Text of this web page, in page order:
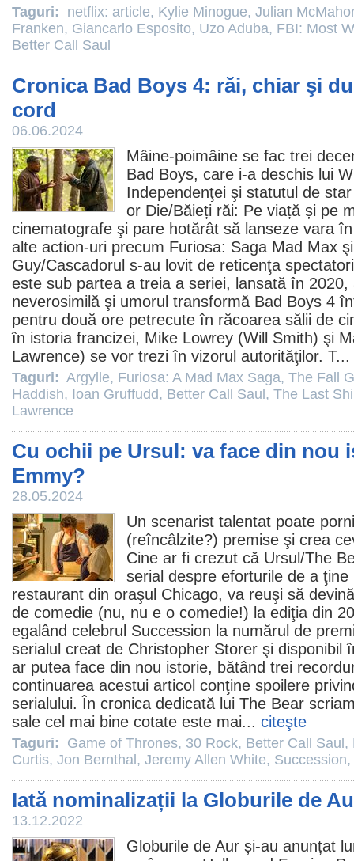
Taguri: netflix: article, Kylie Minogue, Julian
Franken, Giancarlo Esposito, Uzo Aduba, FBI: Most
Better Call Saul
Cronica Bad Boys 4: răi, chiar şi
cord
06.06.2024
Mâine-poimâine se fac trei
Bad Boys, care i-a deschis lui
Independenţei şi statutul de
or Die/Băieți răi: Pe viață și pe
cinematografe şi pare hotărât să lanseze vara
alte action-uri precum Furiosa: Saga Mad Max
Guy/Cascadorul s-au lovit de reticenţa
este sub partea a treia a seriei, lansată în 2020,
neverosimilă şi umorul transformă Bad Boys 4
pentru două ore petrecute în răcoarea sălii de
în istoria francizei, Mike Lowrey (Will Smith) şi
Lawrence) se vor trezi în vizorul autorităţilor. T...
Taguri: Argylle, Furiosa: A Mad Max Saga, The Fall
Haddish, Ioan Gruffudd, Better Call Saul , The Last
Lawrence
Cu ochii pe Ursul: va face din nou
Emmy?
28.05.2024
Un scenarist talentat poate
(reîncâlzite?) premise şi crea
Cine ar fi crezut că Ursul/The
serial despre eforturile de a
restaurant din oraşul Chicago, va reuşi să
de comedie (nu, nu e o comedie!) la ediţia din
egalând celebrul Succession la numărul de
serialul creat de Christopher Storer şi disponibil
ar putea face din nou istorie, bătând trei
continuarea acestui articol conţine spoilere
serialului. În cronica dedicată lui The Bear
sale cel mai bine cotate este mai... citeşte
Taguri: Game of Thrones, 30 Rock, Better Call Saul ,
Curtis, Jon Bernthal , Jeremy Allen White, Succession,
Iată nominalizații la Globurile de
13.12.2022
Globurile de Aur și-au anunțat